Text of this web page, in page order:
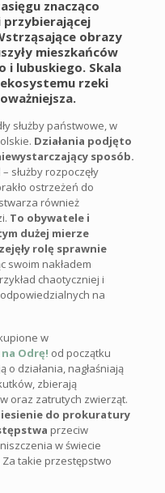
znacząco
przybierającej
obrazy
mieszkańców
i lubuskiego. Skala
rzeki
służby państwowe, w
Działania podjęto
sposób.
służby rozpoczęły
ostrzeżeń do
również
To obywatele i
dużej mierze
rolę sprawnie
swoim nakładem
chaotyczniej i
na
w
Odrę! od początku
działania, nagłaśniają
zbierają
oraz zatrutych zwierząt.
do prokuratury
przeciw
w świecie
takie przestępstwo